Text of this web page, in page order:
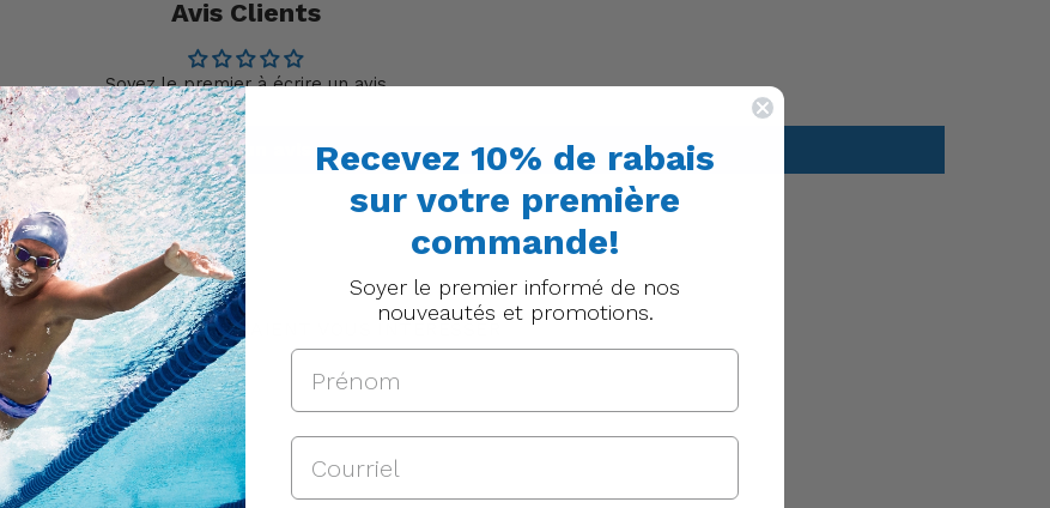
Avis Clients
Soyez le premier à écrire un avis
Écrire un avis
DES PRODUITS QUI POURRAIENT VOUS INTÉRESSER
Recevez 10% de rabais
sur votre première
commande!
Soyer le premier informé de nos
nouveautés et promotions.